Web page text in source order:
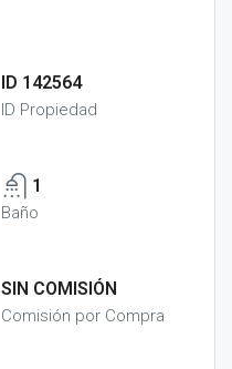
ID 142564
ID Propiedad
1
Baño
SIN COMISIÓN
Comisión por Compra